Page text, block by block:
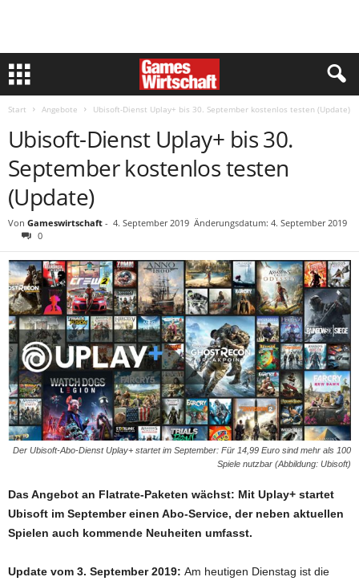
Start Angebote Ubisoft-Dienst Uplay+ bis 30. September kostenlos testen (Update)
Ubisoft-Dienst Uplay+ bis 30.
September kostenlos testen
(Update)
Von Gameswirtschaft - 4. September 2019 Änderungsdatum: 4. September 2019
0
Der Ubisoft-Abo-Dienst Uplay+ startet im September: Für 14,99 Euro sind mehr als 100
Spiele nutzbar (Abbildung: Ubisoft)
Das Angebot an Flatrate-Paketen wächst: Mit Uplay+ startet
Ubisoft im September einen Abo-Service, der neben aktuellen
Spielen auch kommende Neuheiten umfasst.
Update vom 3. September 2019: Am heutigen Dienstag ist die